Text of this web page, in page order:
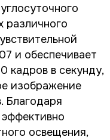
различного
и обеспечивает
кадров в секунду,
изображение
Благодаря
освещения,